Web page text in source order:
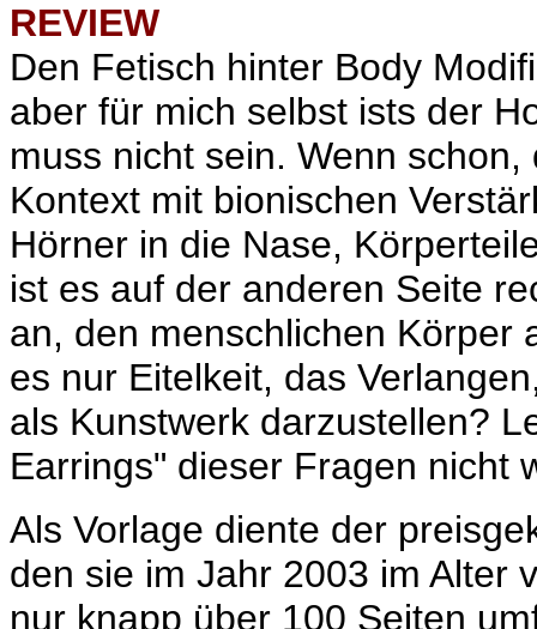
REVIEW
Den Fetisch hinter Body
aber für mich selbst ists der
muss nicht sein. Wenn
Kontext mit bionischen
Hörner in die Nase,
ist es auf der anderen Seite
an, den menschlichen Körper
es nur Eitelkeit, das
als Kunstwerk darzustellen?
Earrings" dieser Fragen nicht
Als Vorlage diente der
den sie im Jahr 2003 im Alter
nur knapp über 100 Seiten